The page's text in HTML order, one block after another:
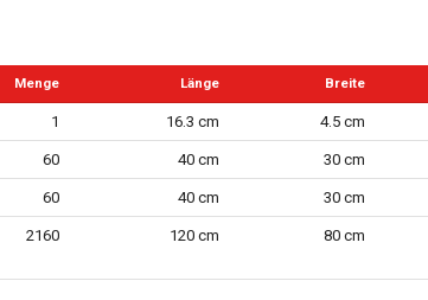
Menge Länge Breite
1 16.3 cm 4.5 cm
60 40 cm 30 cm
60 40 cm 30 cm
2160 120 cm 80 cm